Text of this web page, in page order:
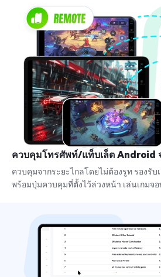
ควบคุมโทรศัพท์/แท็บเล็ต Android
ควบคุมจากระยะไกลโดยไม่ต้องรูท รองรับ
พร้อมปุ่มควบคุมที่ตั้งไว้ล่วงหน้า เล่นเกมจ